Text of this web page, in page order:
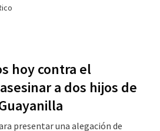
hoy contra el
a dos hijos de
presentar una alegación de